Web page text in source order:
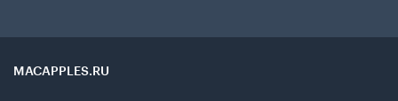
MACAPPLES.RU